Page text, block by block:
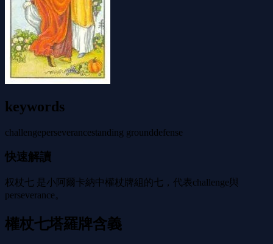
keywords
challengeperseverancestanding grounddefense
快速解讀
权杖七 是小阿爾卡納中權杖牌組的七，代表challenge與
perseverance。
權杖七塔羅牌含義